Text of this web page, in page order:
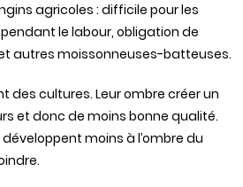
agricoles : difficile pour les
le labour, obligation de
autres moissonneuses-batteuses.
des cultures. Leur ombre créer un
et donc de moins bonne qualité.
moins à l’ombre du